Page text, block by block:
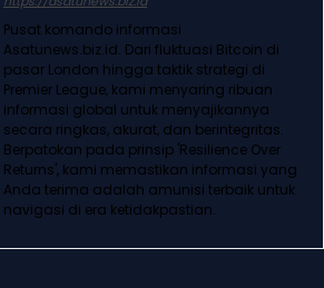
Pusat komando informasi
Asatunews.biz.id. Dari fluktuasi Bitcoin di
pasar London hingga taktik strategi di
Premier League, kami menyaring ribuan
informasi global untuk menyajikannya
secara ringkas, akurat, dan berintegritas.
Berpatokan pada prinsip 'Resilience Over
Returns', kami memastikan informasi yang
Anda terima adalah amunisi terbaik untuk
navigasi di era ketidakpastian.